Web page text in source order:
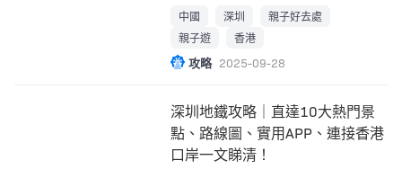
中國 深圳
親子好去處
親子遊
香港
攻略 2025-09-28
深圳地鐵攻略｜直達10大熱門景
點、路線圖、實用APP、連接香港
口岸一文睇清！